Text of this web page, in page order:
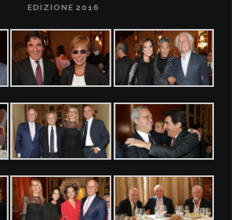
EDIZIONE 2016